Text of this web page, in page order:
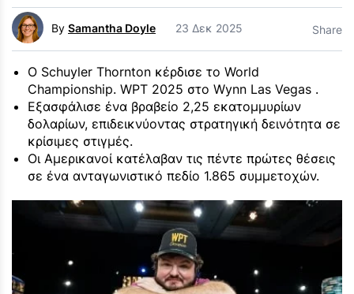
By Samantha Doyle 23 Δεκ 2025 Share
Ο Schuyler Thornton κέρδισε το World
Championship. WPT 2025 στο Wynn Las Vegas .
Εξασφάλισε ένα βραβείο 2,25 εκατομμυρίων
δολαρίων, επιδεικνύοντας στρατηγική δεινότητα σε
κρίσιμες στιγμές.
Οι Αμερικανοί κατέλαβαν τις πέντε πρώτες θέσεις
σε ένα ανταγωνιστικό πεδίο 1.865 συμμετοχών.